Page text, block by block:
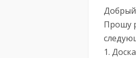
Прошу
1.